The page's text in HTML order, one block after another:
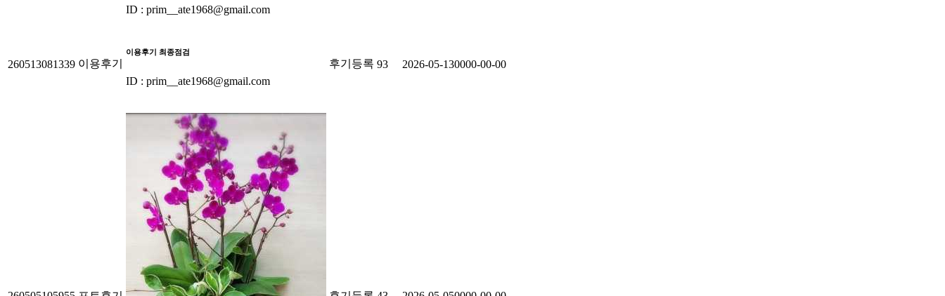
ID : prim__ate1968@gmail.com
260513081339 이용후기
이용후기 최종점검
ID : prim__ate1968@gmail.com
후기등록 93 2026-05-130000-00-00